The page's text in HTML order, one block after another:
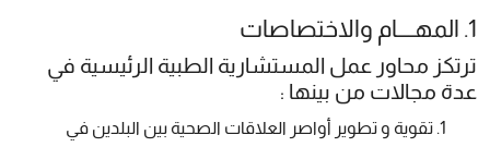
1. المهــــام والاختصاصات
ترتكز محاور عمل المستشارية الطبية الرئيسية في
عدة مجالات من بينها :
تقوية و تطوير أواصر العلاقات الصحية بين البلدين في